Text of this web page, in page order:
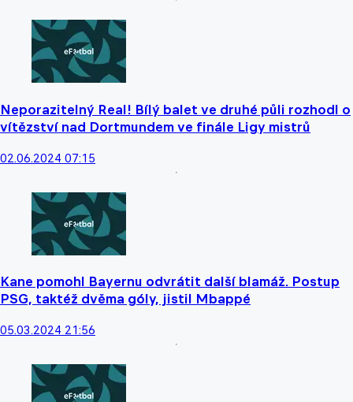
Neporazitelný Real! Bílý balet ve druhé půli rozhodl o
vítězství nad Dortmundem ve finále Ligy mistrů
02.06.2024 07:15
Kane pomohl Bayernu odvrátit další blamáž. Postup
PSG, taktéž dvěma góly, jistil Mbappé
05.03.2024 21:56